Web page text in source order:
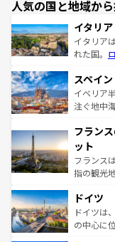
人気の国と地域か
イタリア
イタリア
れた国。
ろん、ト
景など、
ピザやパ
ませてく
なお、新
しい。
スペイン
イベリア
注ぐ地中
文化が根
れる闘牛
る。首都
アートに
せる。地
ンテンツ
フラン
ット
フランス
指の観光
で、幅広
聖堂、美
から魅了
ドイツ
ドイツは
の中心に